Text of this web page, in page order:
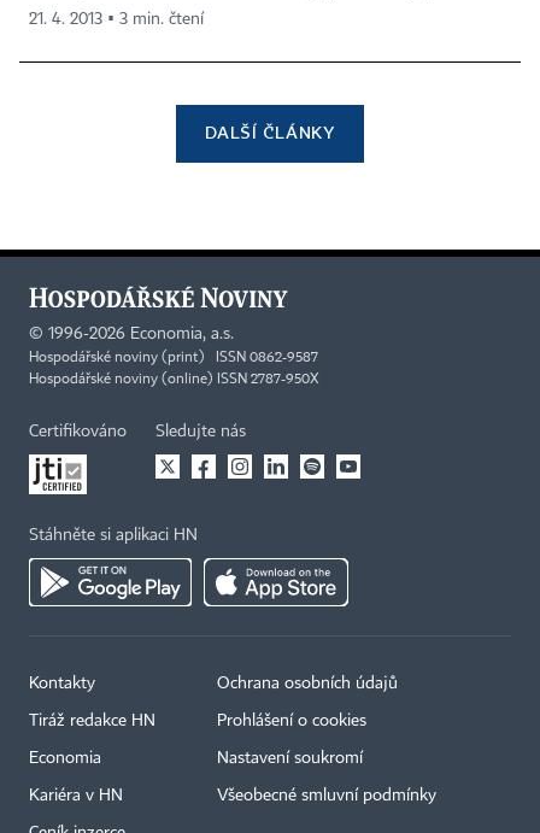
21. 4. 2013 ▪ 3 min. čtení
DALŠÍ ČLÁNKY
© 1996-2026 Economia, a.s.
Hospodářské noviny (print) ISSN 0862-9587
Hospodářské noviny (online) ISSN 2787-950X
Certifikováno Sledujte nás
Stáhněte si aplikaci HN
Kontakty
Tiráž redakce HN
Economia
Kariéra v HN
Ochrana osobních údajů
Prohlášení o cookies
Nastavení soukromí
Všeobecné smluvní podmínky